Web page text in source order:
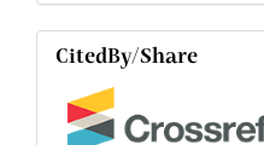
CitedBy/Share